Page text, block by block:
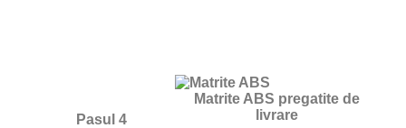
Matrite ABS pregatite de
livrare
Pasul 4